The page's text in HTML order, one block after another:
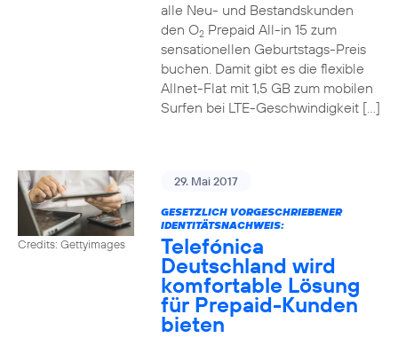
alle Neu- und Bestandskunden
den O2Prepaid All-in 15 zum
sensationellen Geburtstags-Preis
buchen. Damit gibt es die flexible
Allnet-Flat mit 1,5 GB zum mobilen
Surfen bei LTE-Geschwindigkeit […]
Credits: Gettyimages
29. Mai 2017
GESETZLICH VORGESCHRIEBENER
IDENTITÄTSNACHWEIS:
Telefónica
Deutschland wird
komfortable Lösung
für Prepaid-Kunden
bieten